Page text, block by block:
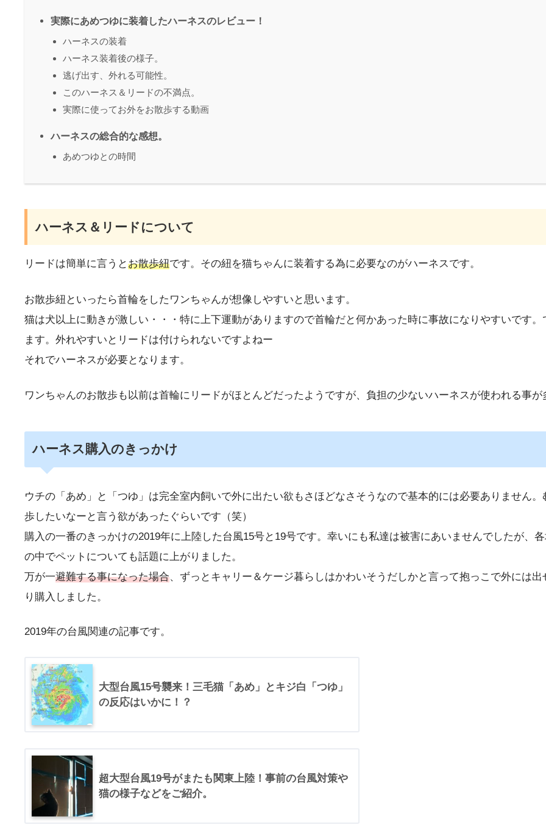
実際にあめつゆに装着したハーネスのレビュー！
ハーネスの装着
ハーネス装着後の様子。
逃げ出す、外れる可能性。
このハーネス＆リードの不満点。
実際に使ってお外をお散歩する動画
ハーネスの総合的な感想。
あめつゆとの時間
ハーネス＆リードについて
リードは簡単に言うとお散歩紐です。その紐を猫ちゃんに装着する為に必要なのがハーネスです。
お散歩紐といったら首輪をしたワンちゃんが想像しやすいと思います。
猫は犬以上に動きが激しい・・・特に上下運動がありますので首輪だと何かあった時に事故になりやすいです
ます。外れやすいとリードは付けられないですよねー
それでハーネスが必要となります。
ワンちゃんのお散歩も以前は首輪にリードがほとんどだったようですが、負担の少ないハーネスが使われる事
ハーネス購入のきっかけ
ウチの「あめ」と「つゆ」は完全室内飼いで外に出たい欲もさほどなさそうなので基本的には必要ありません
歩したいなーと言う欲があったぐらいです（笑）
購入の一番のきっかけの2019年に上陸した台風15号と19号です。幸いにも私達は被害にあいませんでしたが、
の中でペットについても話題に上がりました。
万が一避難する事になった場合、ずっとキャリー＆ケージ暮らしはかわいそうだしかと言って抱っこで外には出
り購入しました。
2019年の台風関連の記事です。
大型台風15号襲来！三毛猫「あめ」とキジ白「つゆ」
の反応はいかに！？
超大型台風19号がまたも関東上陸！事前の台風対策や
猫の様子などをご紹介。